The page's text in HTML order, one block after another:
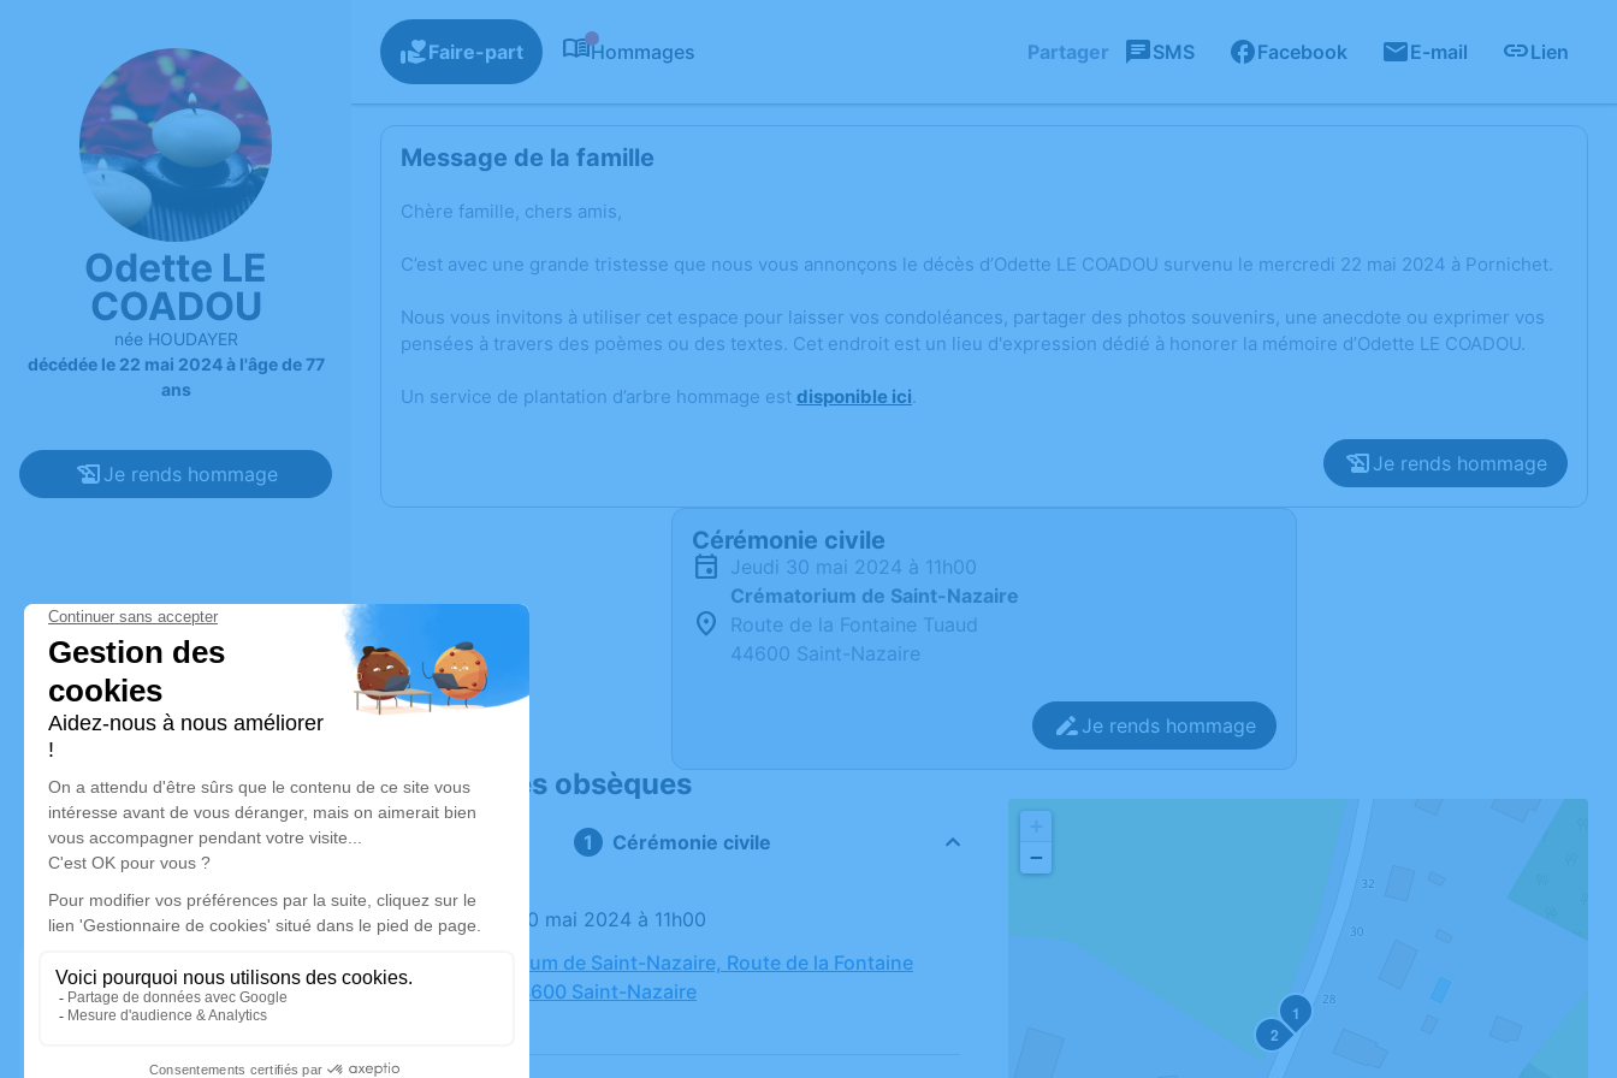
Odette LE
COADOU
née HOUDAYER
décédée le 22 mai 2024 à l'âge de 77
ans
Je rends hommage
Faire-part Hommages Partager SMS Facebook E-mail Lien
Message de la famille
Chère famille, chers amis,
C’est avec une grande tristesse que nous vous annonçons le décès d’Odette LE COADOU survenu le mercredi 22 mai 2024 à Pornichet.
Nous vous invitons à utiliser cet espace pour laisser vos condoléances, partager des photos souvenirs, une anecdote ou exprimer vos
pensées à travers des poèmes ou des textes. Cet endroit est un lieu d'expression dédié à honorer la mémoire d’Odette LE COADOU.
Un service de plantation d’arbre hommage est disponible ici.
Je rends hommage
Cérémonie civile
jeudi 30 mai 2024 à 11h00
Crématorium de Saint-Nazaire
Route de la Fontaine Tuaud
44600 Saint-Nazaire
Je rends hommage
Déroulé des obsèques
Cérémonie civile
Le jeudi 30 mai 2024 à 11h00
Crématorium de Saint-Nazaire, Route de la Fontaine
Tuaud, 44600 Saint-Nazaire
1
2
−